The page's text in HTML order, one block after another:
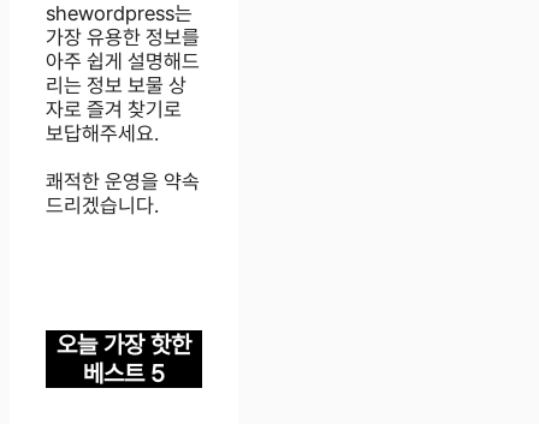
shewordpress는
가장 유용한 정보를
아주 쉽게 설명해드
리는 정보 보물 상
자로 즐겨 찾기로
보답해주세요.
쾌적한 운영을 약속
드리겠습니다.
오늘 가장 핫한
베스트 5